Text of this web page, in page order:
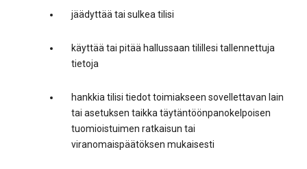
jäädyttää tai sulkea tilisi
käyttää tai pitää hallussaan tilillesi tallennettuja
tietoja
hankkia tilisi tiedot toimiakseen sovellettavan lain
tai asetuksen taikka täytäntöönpanokelpoisen
tuomioistuimen ratkaisun tai
viranomaispäätöksen mukaisesti